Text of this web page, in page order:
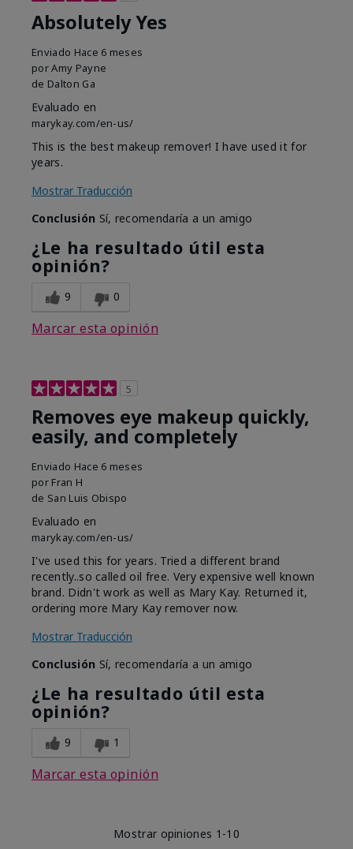
Absolutely Yes
Enviado Hace 6 meses
porAmy Payne
de Dalton Ga
Evaluado en
marykay.com/en-us/
This is the best makeup remover! I have used it for
years.
Mostrar Traducción
Conclusión Sí, recomendaría a un amigo
¿Le ha resultado útil esta
opinión?
9 0
Marcar esta opinión
5
Removes eye makeup quickly,
easily, and completely
Enviado Hace 6 meses
por Fran H
de San Luis Obispo
Evaluado en
marykay.com/en-us/
I've used this for years. Tried a different brand
recently..so called oil free. Very expensive well known
brand. Didn't work as well as Mary Kay. Returned it,
ordering more Mary Kay remover now.
Mostrar Traducción
Conclusión Sí, recomendaría a un amigo
¿Le ha resultado útil esta
opinión?
9 1
Marcar esta opinión
Mostrar opiniones 1-10